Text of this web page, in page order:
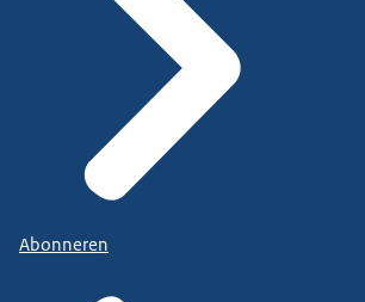
Abonneren